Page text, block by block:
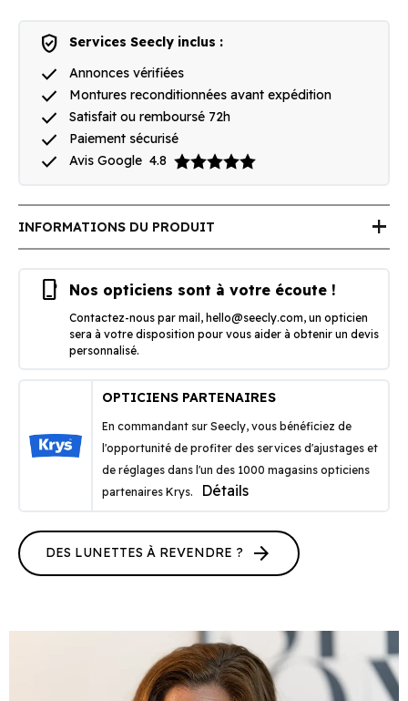
verified_user Services Seecly inclus :
done Annonces vérifiées
done Montures reconditionnées avant expédition
done Satisfait ou remboursé 72h
done Paiement sécurisé
done Avis Google 4.8
INFORMATIONS DU PRODUIT add
phone_iphone Nos opticiens sont à votre écoute !
Contactez-nous par mail, hello@seecly.com, un opticien
sera à votre disposition pour vous aider à obtenir un devis
personnalisé.
OPTICIENS PARTENAIRES
En commandant sur Seecly, vous bénéficiez de
l'opportunité de profiter des services d'ajustages et
de réglages dans l'un des 1000 magasins opticiens
partenaires Krys.
Détails
DES LUNETTES À REVENDRE ? arrow_forward